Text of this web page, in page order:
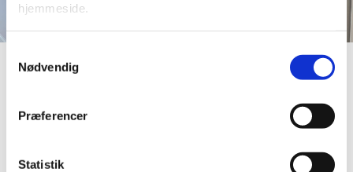
hjemmeside.
Nødvendig
Præferencer
StatistikLinks